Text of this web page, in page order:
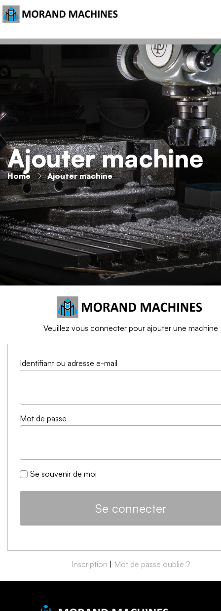
Ajouter machine
Home Ajouter machine
Veuillez vous connecter pour ajouter une machine
Identifiant ou adresse e-mail
Mot de passe
Se souvenir de moi
Inscription | Mot de passe oublié ?